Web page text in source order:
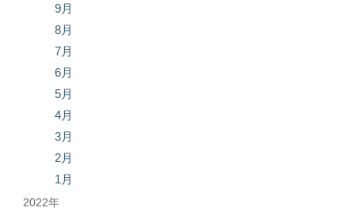
9月
8月
7月
6月
5月
4月
3月
2月
1月
2022年